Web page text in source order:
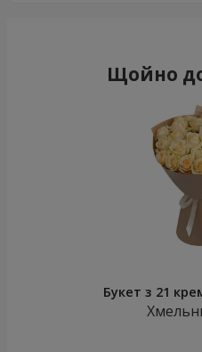
Щойно
Букет з 21